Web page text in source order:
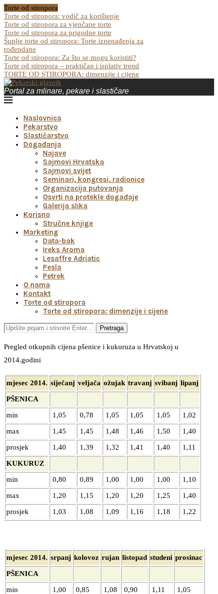
Torte od stiropora
Torte od stiropora: vodič za korištenje
Torte od stiropora za vjenčane torte
Torte od stiropora za prigodne torte
Šuplje torte od stiropora: Torte iznenađenja za
rođendane
Torte od stiropora: Za što se mogu koristiti?
Torte od stiropora – praktičan i isplativ trend
TORTE OD STIROPORA: dimenzije i cijene
Portal za mlinare, pekare i slastičare
Naslovnica
Pekarstvo
Slastičarstvo
Događanja
Najave
Sajmovi Hrvatska
Sajmovi svijet
Seminari, kongresi, radionice
Organizacija putovanja
Osvrti na protekle događaje
Galerija slika
Korisno
Stručne knjige
Marketing
Data-bak
Ireks Aroma
Lesaffre Adriatic
Pesla
Petrek
O nama
Kontakt
Torte od stiropora
Torte od stiropora: dimenzije i cijene
Pretraga
Pregled otkupnih cijena pšenice i kukuruza u Hrvatskoj u
2014.godini
mjesec 2014. siječanj veljača ožujak travanj svibanj lipanj
PŠENICA
min 1,05 0,78 1,05 1,05 1,05 1,02
max 1,45 1,45 1,48 1,46 1,50 1,40
prosjek 1,40 1,39 1,32 1,41 1,40 1,11
KUKURUZ
min 0,80 0,89 1,00 1,00 1,00 1,10
max 1,20 1,15 1,20 1,20 1,25 1,40
prosjek 1,03 1,08 1,09 1,16 1,18 1,22
mjesec 2014. srpanj kolovoz rujan listopad studeni prosinac
PŠENICA
min 1,00 0,85 1,08 0,90 1,11 1,05